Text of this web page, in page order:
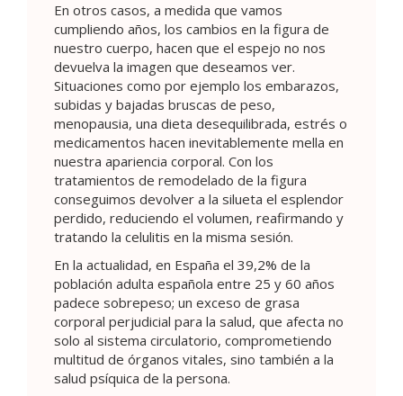
En otros casos, a medida que vamos
cumpliendo años, los cambios en la figura de
nuestro cuerpo, hacen que el espejo no nos
devuelva la imagen que deseamos ver.
Situaciones como por ejemplo los embarazos,
subidas y bajadas bruscas de peso,
menopausia, una dieta desequilibrada, estrés o
medicamentos hacen inevitablemente mella en
nuestra apariencia corporal. Con los
tratamientos de remodelado de la figura
conseguimos devolver a la silueta el esplendor
perdido, reduciendo el volumen, reafirmando y
tratando la celulitis en la misma sesión.
En la actualidad, en España el 39,2% de la
población adulta española entre 25 y 60 años
padece sobrepeso; un exceso de grasa
corporal perjudicial para la salud, que afecta no
solo al sistema circulatorio, comprometiendo
multitud de órganos vitales, sino también a la
salud psíquica de la persona.